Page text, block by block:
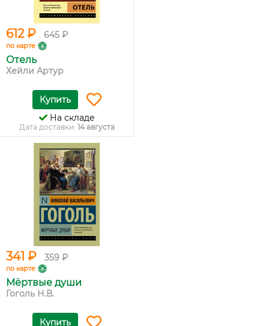
612 ₽ 645 ₽
по карте
Отель
Хейли Артур
Купить
На складе
Дата доставки: 14 августа
341 ₽ 359 ₽
по карте
Мёртвые души
Гоголь Н.В.
Купить